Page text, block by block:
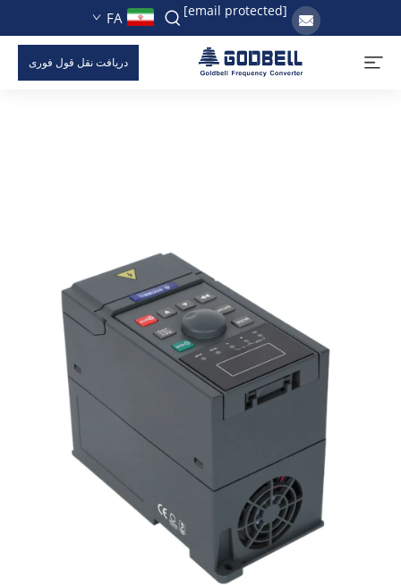
[email protected]
FA
دریافت نقل قول فوری